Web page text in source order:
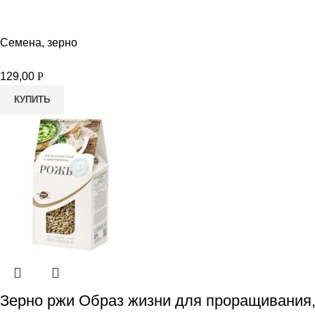
Семена, зерно
129,00 Р
КУПИТЬ
Зерно ржи Образ жизни для